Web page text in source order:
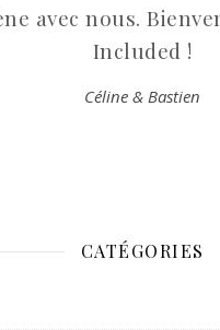
avec nous.
Included !
Céline & Bastien
CATÉGORIES